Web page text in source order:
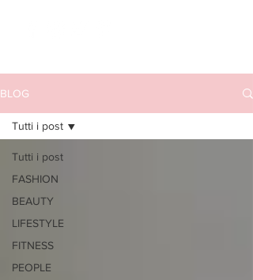
BLOG
Tutti i post
FASHION
BEAUTY
LIFESTYLE
FITNESS
PEOPLE
Tutti i post